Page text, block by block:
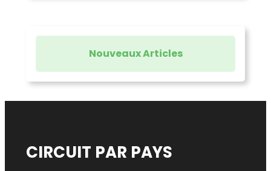
Nouveaux Articles
CIRCUIT PAR PAYS